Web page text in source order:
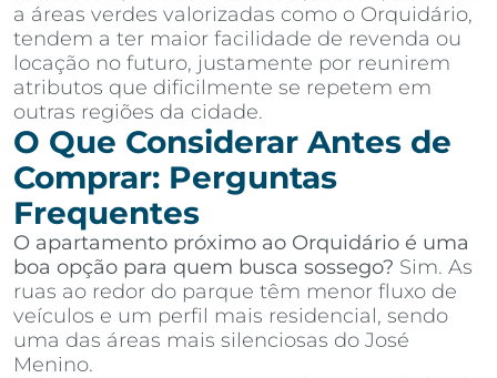
a áreas verdes valorizadas como o Orquidário,
tendem a ter maior facilidade de revenda ou
locação no futuro, justamente por reunirem
atributos que dificilmente se repetem em
outras regiões da cidade.
O Que Considerar Antes de
Comprar: Perguntas
Frequentes
O apartamento próximo ao Orquidário é uma
boa opção para quem busca sossego? Sim. As
ruas ao redor do parque têm menor fluxo de
veículos e um perfil mais residencial, sendo
uma das áreas mais silenciosas do José
Menino.